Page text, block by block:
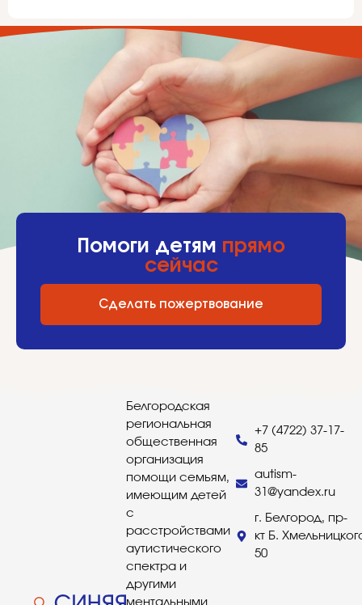
Помоги детям прямо
сейчас
Сделать пожертвование
Белгородская
региональная
общественная
организация
помощи семьям,
имеющим детей
с
расстройствами
аутистического
спектра и
другими
ментальными
+7 (4722) 37-17-
85
autism-
31@yandex.ru
г. Белгород, пр-
кт Б.
50